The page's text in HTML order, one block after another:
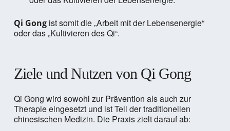
Qi Gongist somit die „Arbeit mit der Lebensenergie“
oder das „Kultivieren des Qi“.
Ziele und Nutzen von Qi Gong
Qi Gong wird sowohl zur Prävention als auch zur
Therapie eingesetzt und ist Teil der traditionellen
chinesischen Medizin. Die Praxis zielt darauf ab: